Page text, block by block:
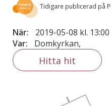
Tidigare publicerad på
När: 2019-05-08 kl. 13:00
Var:
Domkyrkan,
Hitta hit